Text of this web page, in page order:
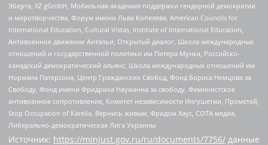
Эберта, XZ gGmbH, Мобильная академия поддержки гендерной демократии
и миротворчества, Форум имени Льва Копелева, American Councils for
International Education, Cultural Vistas, Institute of International Education,
Антивоенное движение Антальи, Открытый диалог, Школа международных
отношений и государственной политики им Питера Мунка, Российско-
канадский демократический альянс, Школа международных отношений им
Нормана Патерсона, Центр Гражданских Свобод, Фонд Бориса Немцова за
Свободу, Фонд имени Фридриха Науманна за свободу, Феминистское
антивоенное сопротивление, Комитет независимости Ингушетии, Прометей,
Stop Occupation of Karelia, Вернись живым, Фридом Хаус, СОТА медиа,
Либерально-демократическая Лига Украины
Источник: https://minjust.gov.ru/ru/documents/7756/ данные